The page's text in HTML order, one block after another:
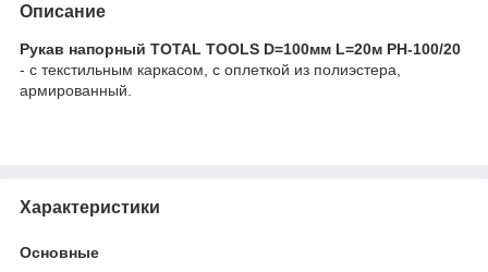
Описание
Рукав напорный TOTAL TOOLS D=100мм L=20м РН-100/20
- с текстильным каркасом, с оплеткой из полиэстера,
армированный.
Характеристики
Основные